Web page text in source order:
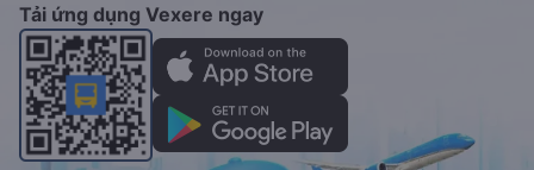
Tải ứng dụng Vexere ngay